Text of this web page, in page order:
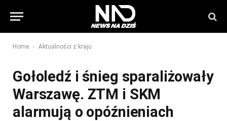
Home - Aktualności z kraju
Gołoledź i śnieg sparaliżowały
Warszawę. ZTM i SKM
alarmują o opóźnieniach